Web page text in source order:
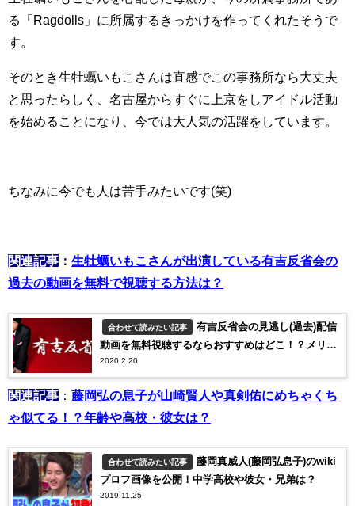
る「Ragdolls」に所属するきっかけを作ってくれたそうで
す。
そのとき生牡蠣いもこさんは直感でこの事務所なら大丈夫
と思ったらしく、名古屋からすぐに上京をしアイドル活動
を始めることになり、今では大人気の活躍をしています。
ちなみに今でも人は苦手みたいです(笑)
関連記事 ： 生牡蠣いもこさんが出演している有吉反省会の
過去の動画を無料で視聴する方法は？
合わせて読みたい記事
有吉反省会の見逃し(過去)配信
動画を無料視聴するならおすすめはどこ！？メリッ
トとデメリットを比較してみた！
2020.2.20
関連記事 ： 藤岡弘の息子が山崎賢人や真剣佑にめちゃくち
ゃ似てる！？年齢や高校・彼女は？
合わせて読みたい記事
藤岡真威人(藤岡弘息子)のwiki
プロフ画像を公開！中学高校や彼女・兄弟は？
2019.11.25